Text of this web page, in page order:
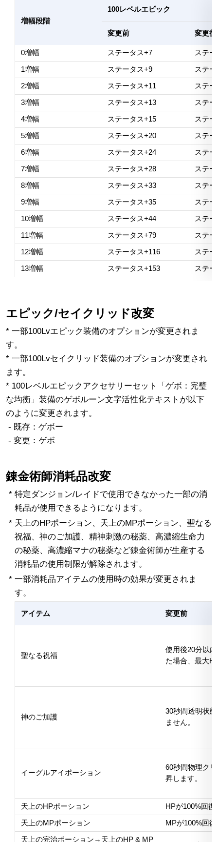
増幅段階
100レベルエピック
変更前 変更後
0増幅 ステータス+7 ステ
1増幅 ステータス+9 ステ
2増幅 ステータス+11 ステ
3増幅 ステータス+13 ステ
4増幅 ステータス+15 ステ
5増幅 ステータス+20 ステ
6増幅 ステータス+24 ステ
7増幅 ステータス+28 ステ
8増幅 ステータス+33 ステ
9増幅 ステータス+35 ステ
10増幅 ステータス+44 ステ
11増幅 ステータス+79 ステ
12増幅 ステータス+116 ステ
13増幅 ステータス+153 ステ
エピック/セイクリッド改変
* 一部100Lvエピック装備のオプションが変更されま
す。
* 一部100Lvセイクリッド装備のオプションが変更され
ます。
* 100レベルエピックアクセサリーセット「ゲボ：完璧
な均衡」装備のゲボルーン文字活性化テキストが以下
のように変更されます。
- 既存：ゲボー
- 変更：ゲボ
錬金術師消耗品改変
* 特定ダンジョン/レイドで使用できなかった一部の消
耗品が使用できるようになります。
* 天上のHPポーション、天上のMPポーション、聖なる
祝福、神のご加護、精神刺激の秘薬、高濃縮生命力
の秘薬、高濃縮マナの秘薬など錬金術師が生産する
消耗品の使用制限が解除されます。
* 一部消耗品アイテムの使用時の効果が変更されま
す。
アイテム 変更前
聖なる祝福
使用後20分以
た場合、最大
神のご加護
30秒間透明状
ません。
イーグルアイポーション
60秒間物理ク
昇します。
天上のHPポーション HPが100%回復
天上のMPポーション MPが100%回
天上の完治ポーション→天上のHP & MP